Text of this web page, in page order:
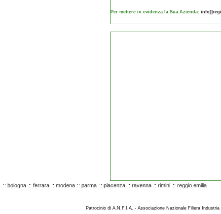
Per mettere in evidenza la Sua Azienda:
:: bologna :: ferrara :: modena :: parma :: piacenza :: ravenna :: rimini :: reggio emilia
Patrocinio di A.N.F.I.A. - Associazione Nazionale Filiera